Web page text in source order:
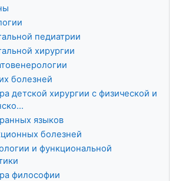
педиатрии
хирургии
болезней
детской хирургии с физической и
языков
болезней
и функциональной
философии